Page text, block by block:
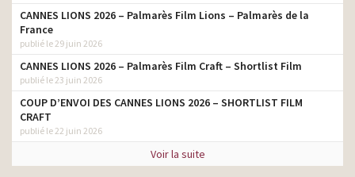
CANNES LIONS 2026 – Palmarès Film Lions – Palmarès de la
France
publié le 29 juin 2026
CANNES LIONS 2026 – Palmarès Film Craft – Shortlist Film
publié le 23 juin 2026
COUP D’ENVOI DES CANNES LIONS 2026 – SHORTLIST FILM
CRAFT
publié le 22 juin 2026
Voir la suite